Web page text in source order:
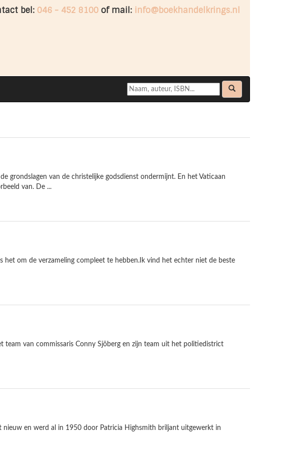
bel: 046 - 452 8100 of mail: info@boekhandelkrings.nl
grondslagen van de christelijke godsdienst ondermijnt. En het Vaticaan
van. De ...
om de verzameling compleet te hebben.Ik vind het echter niet de beste
team van commissaris Conny Sjöberg en zijn team uit het politiedistrict
en werd al in 1950 door Patricia Highsmith briljant uitgewerkt in